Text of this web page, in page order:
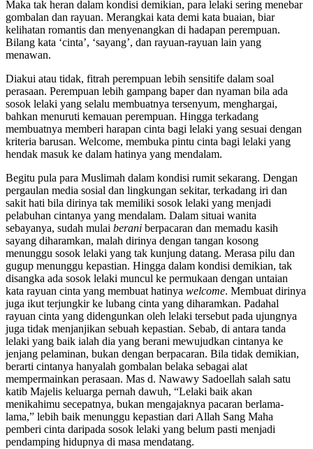
Maka tak heran dalam kondisi demikian, para lelaki sering menebar
gombalan dan rayuan. Merangkai kata demi kata buaian, biar
kelihatan romantis dan menyenangkan di hadapan perempuan.
Bilang kata ‘cinta’, ‘sayang’, dan rayuan-rayuan lain yang
menawan.
Diakui atau tidak, fitrah perempuan lebih sensitife dalam soal
perasaan. Perempuan lebih gampang baper dan nyaman bila ada
sosok lelaki yang selalu membuatnya tersenyum, menghargai,
bahkan menuruti kemauan perempuan. Hingga terkadang
membuatnya memberi harapan cinta bagi lelaki yang sesuai dengan
kriteria barusan. Welcome, membuka pintu cinta bagi lelaki yang
hendak masuk ke dalam hatinya yang mendalam.
Begitu pula para Muslimah dalam kondisi rumit sekarang. Dengan
pergaulan media sosial dan lingkungan sekitar, terkadang iri dan
sakit hati bila dirinya tak memiliki sosok lelaki yang menjadi
pelabuhan cintanya yang mendalam. Dalam situai wanita
sebayanya, sudah mulai berani berpacaran dan memadu kasih
sayang diharamkan, malah dirinya dengan tangan kosong
menunggu sosok lelaki yang tak kunjung datang. Merasa pilu dan
gugup menunggu kepastian. Hingga dalam kondisi demikian, tak
disangka ada sosok lelaki muncul ke permukaan dengan untaian
kata rayuan cinta yang membuat hatinya welcome. Membuat dirinya
juga ikut terjungkir ke lubang cinta yang diharamkan. Padahal
rayuan cinta yang didengunkan oleh lelaki tersebut pada ujungnya
juga tidak menjanjikan sebuah kepastian. Sebab, di antara tanda
lelaki yang baik ialah dia yang berani mewujudkan cintanya ke
jenjang pelaminan, bukan dengan berpacaran. Bila tidak demikian,
berarti cintanya hanyalah gombalan belaka sebagai alat
mempermainkan perasaan. Mas d. Nawawy Sadoellah salah satu
katib Majelis keluarga pernah dawuh, “Lelaki baik akan
menikahimu secepatnya, bukan mengajaknya pacaran berlama-
lama,” lebih baik menunggu kepastian dari Allah Sang Maha
pemberi cinta daripada sosok lelaki yang belum pasti menjadi
pendamping hidupnya di masa mendatang.